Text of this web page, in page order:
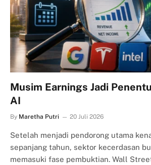
Musim Earnings Jadi
AI
By Maretha Putri 20 Juli 2026
Setelah menjadi pendorong utama
sepanjang tahun, sektor kecerdasan
memasuki fase pembuktian. Wall